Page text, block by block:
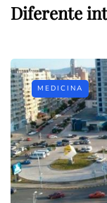
Diferente
MEDICINA